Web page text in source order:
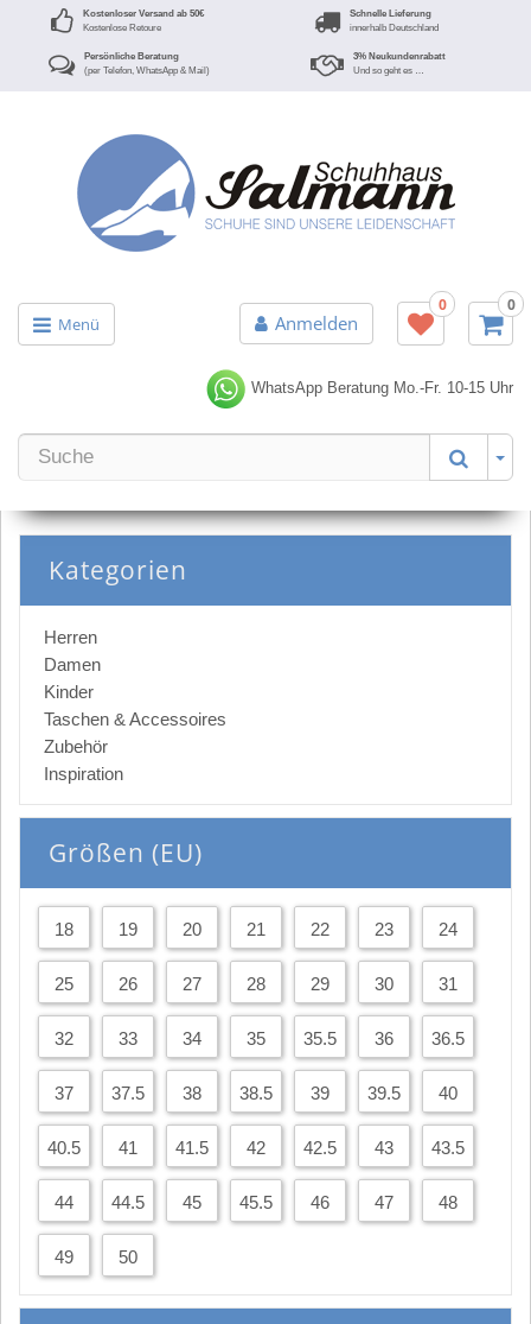
Kostenloser Versand ab 50€
Kostenlose Retoure
Schnelle Lieferung
innerhalb Deutschland
Persönliche Beratung
(per Telefon, WhatsApp & Mail)
3% Neukundenrabatt
Und so geht es …
Menü Anmelden
0 0
WhatsApp Beratung Mo.-Fr. 10-15 Uhr
Kategorien
Herren
Damen
Kinder
Taschen & Accessoires
Zubehör
Inspiration
Größen (EU)
18 19 20 21 22 23 24
25 26 27 28 29 30 31
32 33 34 35 35.5 36 36.5
37 37.5 38 38.5 39 39.5 40
40.5 41 41.5 42 42.5 43 43.5
44 44.5 45 45.5 46 47 48
49 50